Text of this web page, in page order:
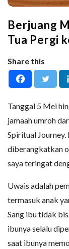
Berjuang
Tua Pergi
Share this
Tanggal 5 Mei
jamaah umroh
Spiritual
diberangkatkan
saya teringat
Uwais adalah
termasuk anak
Sang ibu tidak
ibunya selalu
saat ibunya